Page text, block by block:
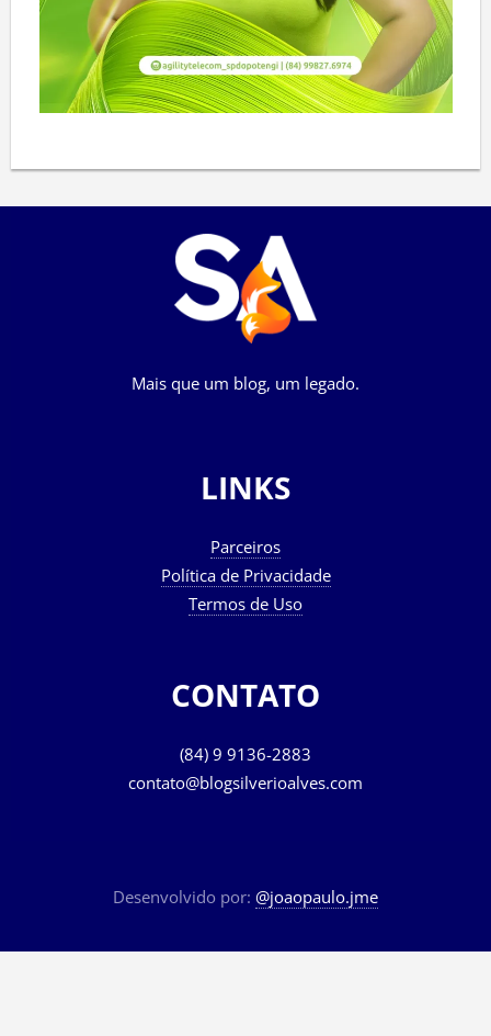
Mais que um blog, um legado.
LINKS
Parceiros
Política de Privacidade
Termos de Uso
CONTATO
(84) 9 9136-2883
contato@blogsilverioalves.com
Desenvolvido por: @joaopaulo.jme